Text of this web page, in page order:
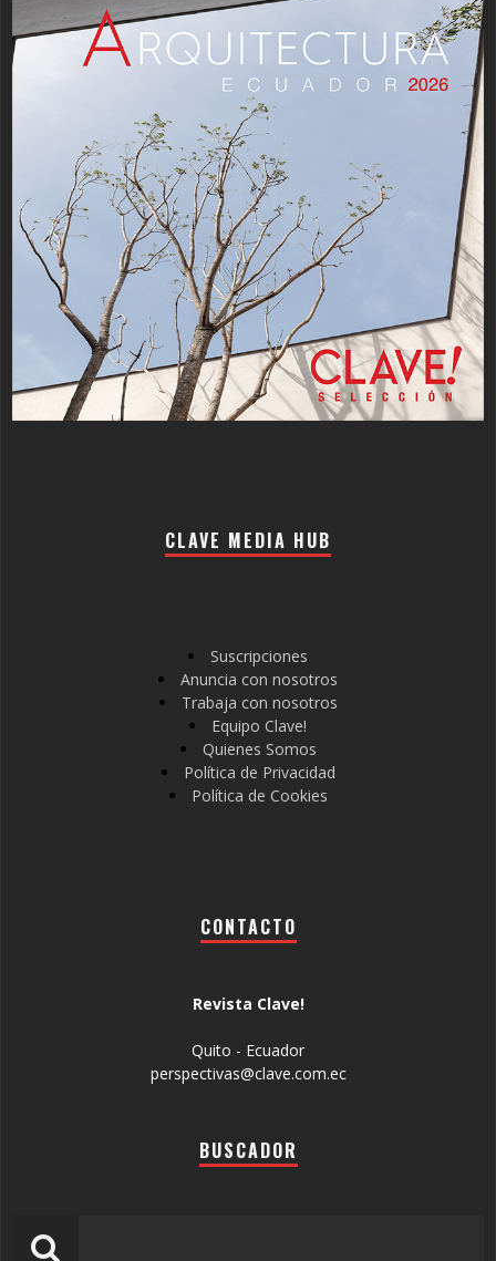
CLAVE MEDIA HUB
Suscripciones
Anuncia con nosotros
Trabaja con nosotros
Equipo Clave!
Quienes Somos
Política de Privacidad
Política de Cookies
CONTACTO
Revista Clave!
Quito - Ecuador
perspectivas@clave.com.ec
BUSCADOR